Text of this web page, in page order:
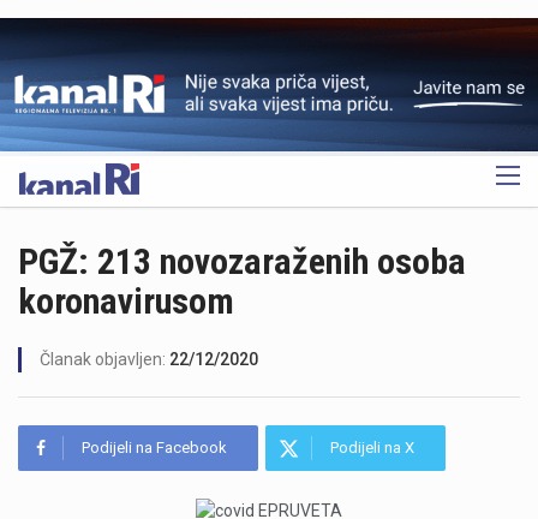
OGLAS
PGŽ: 213 novozaraženih osoba
koronavirusom
Članak objavljen: 22/12/2020
Podijeli na Facebook Podijeli na X